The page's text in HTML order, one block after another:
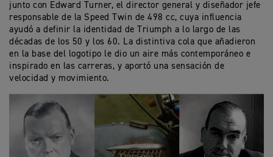
junto con Edward Turner, el director general y diseñador jefe
responsable de la Speed Twin de 498 cc, cuya influencia
ayudó a definir la identidad de Triumph a lo largo de las
décadas de los 50 y los 60. La distintiva cola que añadieron
en la base del logotipo le dio un aire más contemporáneo e
inspirado en las carreras, y aportó una sensación de
velocidad y movimiento.